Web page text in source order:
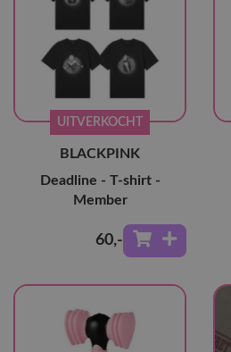
UITVERKOCHT
BLACKPINK
Deadline - T-shirt -
Member
60,-